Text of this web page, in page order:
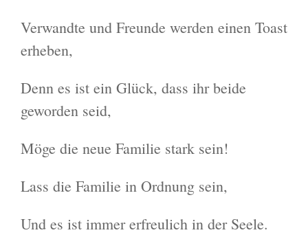
Verwandte und Freunde werden einen Toast
erheben,
Denn es ist ein Glück, dass ihr beide
geworden seid,
Möge die neue Familie stark sein!
Lass die Familie in Ordnung sein,
Und es ist immer erfreulich in der Seele.